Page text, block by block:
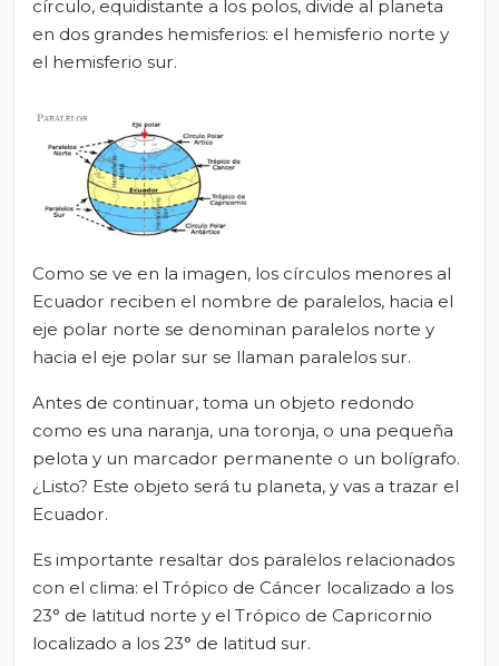
círculo, equidistante a los polos, divide al planeta
en dos grandes hemisferios: el hemisferio norte y
el hemisferio sur.
Como se ve en la imagen, los círculos menores al
Ecuador reciben el nombre de paralelos, hacia el
eje polar norte se denominan paralelos norte y
hacia el eje polar sur se llaman paralelos sur.
Antes de continuar, toma un objeto redondo
como es una naranja, una toronja, o una pequeña
pelota y un marcador permanente o un bolígrafo.
¿Listo? Este objeto será tu planeta, y vas a trazar el
Ecuador.
Es importante resaltar dos paralelos relacionados
con el clima: el Trópico de Cáncer localizado a los
23° de latitud norte y el Trópico de Capricornio
localizado a los 23° de latitud sur.